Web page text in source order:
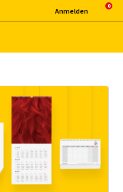
An­mel­den